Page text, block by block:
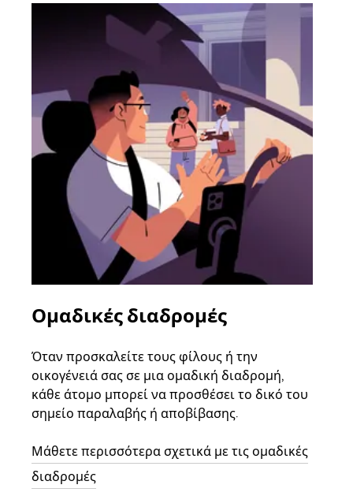
Ομαδικές διαδρομές
Όταν προσκαλείτε τους φίλους ή την
οικογένειά σας σε μια ομαδική διαδρομή,
κάθε άτομο μπορεί να προσθέσει το δικό του
σημείο παραλαβής ή αποβίβασης.
Μάθετε περισσότερα σχετικά με τις ομαδικές
διαδρομές